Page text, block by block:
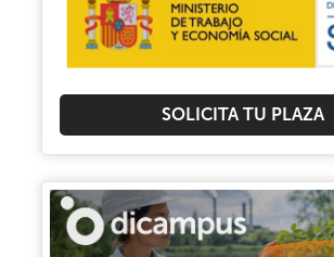
SOLICITA TU PLAZA